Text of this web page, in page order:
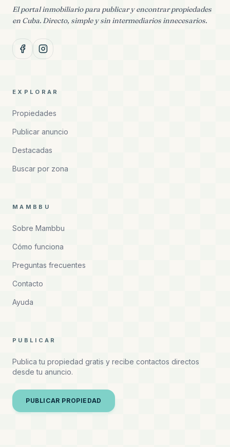
El portal inmobiliario para publicar y encontrar propiedades
en Cuba. Directo, simple y sin intermediarios innecesarios.
EXPLORAR
Propiedades
Publicar anuncio
Destacadas
Buscar por zona
MAMBBU
Sobre Mambbu
Cómo funciona
Preguntas frecuentes
Contacto
Ayuda
PUBLICAR
Publica tu propiedad gratis y recibe contactos directos
desde tu anuncio.
PUBLICAR PROPIEDAD